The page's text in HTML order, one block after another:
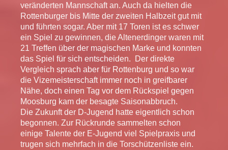
veränderten Mannschaft an. Auch da hielten die
Rottenburger bis Mitte der zweiten Halbzeit gut mit
und führten sogar. Aber mit 17 Toren ist es schwer
ein Spiel zu gewinnen, die Altenerdinger waren mit
21 Treffen über der magischen Marke und konnten
das Spiel für sich entscheiden. Der direkte
Vergleich sprach aber für Rottenburg und so war
die Vizemeisterschaft immer noch in greifbarer
Nähe, doch einen Tag vor dem Rückspiel gegen
Moosburg kam der besagte Saisonabbruch.
Die Zukunft der D-Jugend hatte eigentlich schon
begonnen. Zur Rückrunde sammelten schon
einige Talente der E-Jugend viel Spielpraxis und
trugen sich mehrfach in die Torschützenliste ein.